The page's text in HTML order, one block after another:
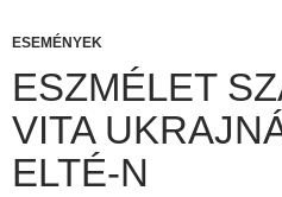
ESEMÉNYEK
ESZMÉLET
VITA
ELTÉ-N